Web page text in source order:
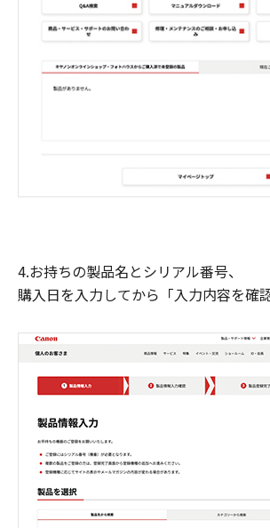
4.お持ちの製品名とシリアル番号、
購入日を入力してから「入力内容を確